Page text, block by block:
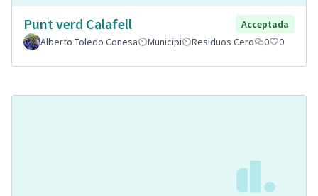
Punt verd Calafell
Acceptada
Alberto Toledo Conesa
Municipi Residuos Cero 0 0